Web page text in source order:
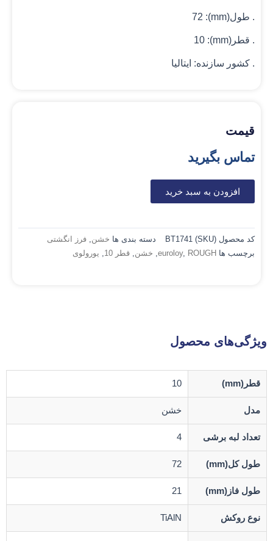
. طول(mm): 72
. قطر(mm): 10
. کشور سازنده: ایتالیا
قیمت
تماس بگیرید
افزودن به سبد خرید
کد محصول (SKU) BT1741 دسته بندی ها خشن, فرز انگشتی
برچسب ها
euroloy, ROUGH
, خشن, قطر 10 , یورولوی
ویژگی‌های محصول
قطر(mm) 10
مدل خشن
تعداد لبه برشی 4
طول کل(mm) 72
طول فاز(mm) 21
نوع روکش TiAlN